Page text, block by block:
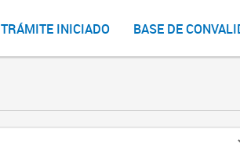
TRÁMITE INICIADO BASE DE